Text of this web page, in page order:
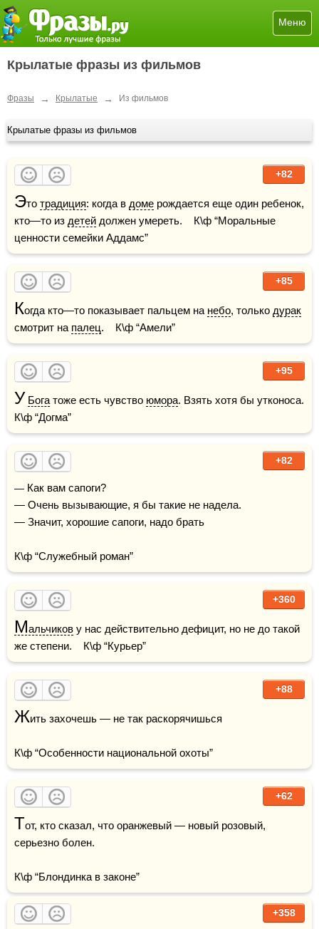
Меню
Крылатые фразы из фильмов
Фразы → Крылатые → Из фильмов
Крылатые фразы из фильмов
+82
Это традиция: когда в доме рождается еще один ребенок,
кто—то из детей должен умереть.    К\ф “Моральные
ценности семейки Аддамс”
+85
Когда кто—то показывает пальцем на небо, только дурак
смотрит на палец.    К\ф “Амели”
+95
У Бога тоже есть чувство юмора. Взять хотя бы утконоса.
К\ф “Догма”
+82
— Как вам сапоги?
— Очень вызывающие, я бы такие не надела.
— Значит, хорошие сапоги, надо брать
К\ф “Служебный роман”
+360
Мальчиков у нас действительно дефицит, но не до такой
же степени.    К\ф “Курьер”
+88
Жить захочешь — не так раскорячишься
К\ф “Особенности национальной охоты”
+62
Тот, кто сказал, что оранжевый — новый розовый,
серьезно болен.
К\ф “Блондинка в законе”
+358